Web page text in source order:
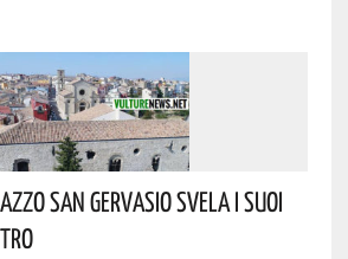
San Gervasio Svela I Suoi